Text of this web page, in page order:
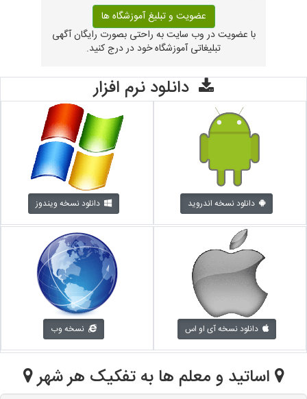
عضویت و تبلیغ آموزشگاه ها
با عضویت در وب سایت به راحتی بصورت رایگان آگهی
تبلیغاتی آموزشگاه خود در درج کنید.
دانلود نرم افزار
دانلود نسخه اندروید دانلود نسخه ویندوز
دانلود نسخه آی او اس نسخه وب
اساتید و معلم ها به تفکیک هر شهر